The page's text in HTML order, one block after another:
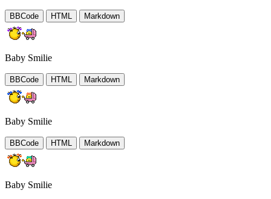
BBCode HTML Markdown
Baby Smilie
BBCode HTML Markdown
Baby Smilie
BBCode HTML Markdown
Baby Smilie